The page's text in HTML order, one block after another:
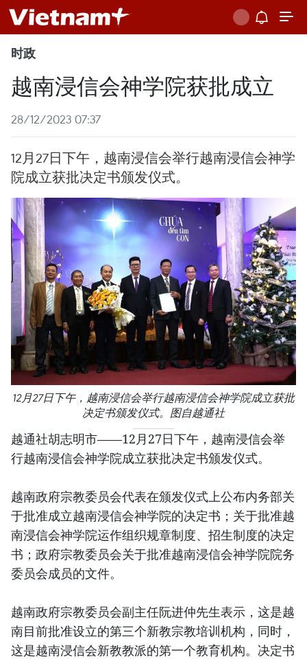
时政
越南浸信会神学院获批成立
28/12/2023 07:37
12月27日下午，越南浸信会举行越南浸信会神学
院成立获批决定书颁发仪式。
12月27日下午，越南浸信会举行越南浸信会神学院成立获批
决定书颁发仪式。图自越通社
越通社胡志明市——12月27日下午，越南浸信会举
行越南浸信会神学院成立获批决定书颁发仪式。
越南政府宗教委员会代表在颁发仪式上公布内务部关
于批准成立越南浸信会神学院的决定书；关于批准越
南浸信会神学院运作组织规章制度、招生制度的决定
书；政府宗教委员会关于批准越南浸信会神学院院务
委员会成员的文件。
越南政府宗教委员会副主任阮进仲先生表示，这是越
南目前批准设立的第三个新教宗教培训机构，同时，
这是越南浸信会新教教派的第一个教育机构。决定书